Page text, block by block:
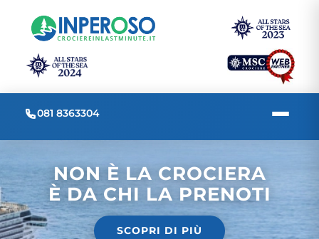
081 8363304
NON È LA CROCIERA
È DA CHI LA PRENOTI
SCOPRI DI PIÙ